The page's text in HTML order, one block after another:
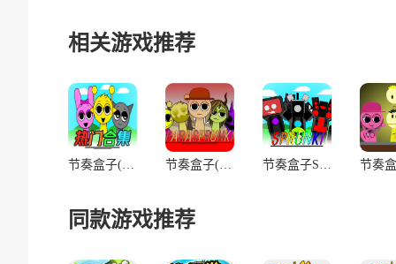
相关游戏推荐
同款游戏推荐